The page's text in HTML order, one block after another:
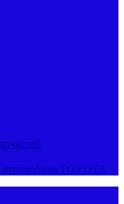
TOYOTA